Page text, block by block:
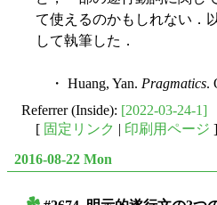
て使えるのかもしれない．
して執筆した．
・ Huang, Yan. Pragmatics.
Referrer (Inside): [2022-03-24-1]
[ 固定リンク | 印刷用ページ ]
2016-08-22 Mon